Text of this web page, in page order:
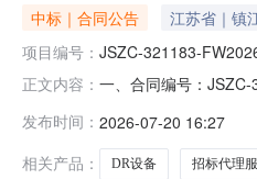
中标｜合同公告 江苏省｜镇
项目编号： JSZC-321183-
正文内容： 一、合同编号：
江苏专筑项目管理有
发布时间： 2026-07-20 16:27
相关产品：
DR设备 招标代理